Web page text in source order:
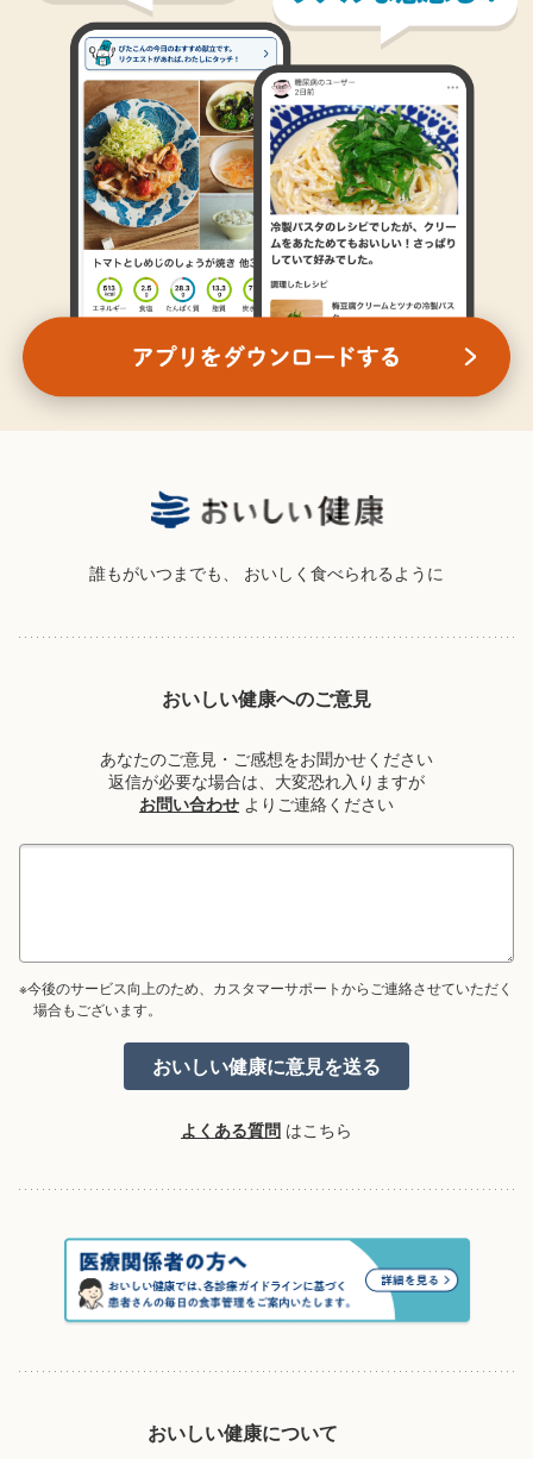
誰もがいつまでも、 おいしく食べられるように
おいしい健康へのご意見
あなたのご意見・ご感想をお聞かせください
返信が必要な場合は、大変恐れ入りますが
お問い合わせ よりご連絡ください
※今後のサービス向上のため、カスタマーサポートからご連絡させていただく
場合もございます。
よくある質問 はこちら
おいしい健康について